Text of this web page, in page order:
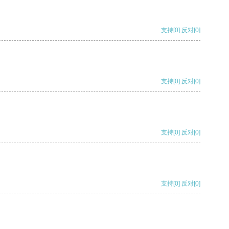
支持[0] 反对[0]
支持[0] 反对[0]
支持[0] 反对[0]
支持[0] 反对[0]